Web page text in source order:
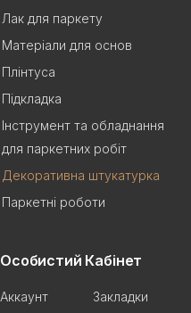
Лак для паркету
Матеріали для основ
Плінтуса
Підкладка
Інструмент та обладнання
для паркетних робіт
Декоративна штукатурка
Паркетні роботи
Особистий Кабінет
Аккаунт Закладки